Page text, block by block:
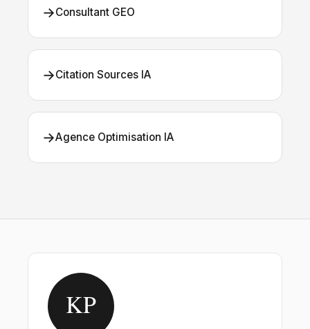
→Consultant GEO
→Citation Sources IA
→Agence Optimisation IA
KP